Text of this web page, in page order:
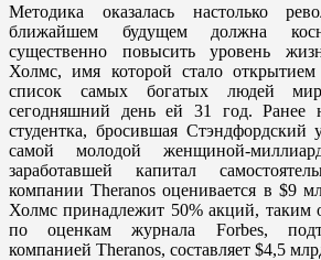
Методика оказалась настолько
ближайшем будущем должна
существенно повысить уровень
Холмс, имя которой стало
список самых богатых людей
сегодняшний день ей 31 год. Ранее
студентка, бросившая Стэндфордский
самой молодой женщиной-
заработавшей капитал
компании Theranos оценивается в $9
Холмс принадлежит 50% акций, таким
по оценкам журнала Forbes,
компанией Theranos, составляет $4,5